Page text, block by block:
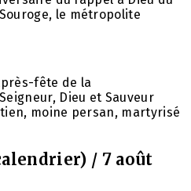
le métropolite
fête de la
Dieu et Sauveur
moine persan, martyrisé
/ 7 août